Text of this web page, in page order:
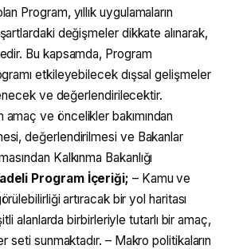
Program, yıllık uygulamaların
değişmeler dikkate alınarak,
Bu kapsamda, Program
etkileyebilecek dışsal gelişmeler
ve değerlendirilecektir.
ve öncelikler bakımından
değerlendirilmesi ve Bakanlar
Kalkınma Bakanlığı
Program İçeriği; – Kamu ve
artıracak bir yol haritası
alanlarda birbirleriyle tutarlı bir amaç,
seti sunmaktadır. – Makro politikaların